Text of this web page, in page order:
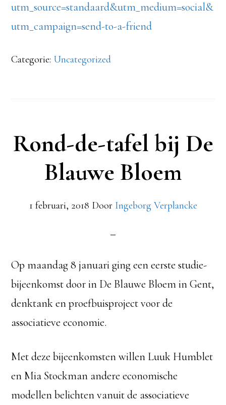
utm_source=standaard&utm_medium=social&
utm_campaign=send-to-a-friend
Categorie: Uncategorized
Rond-de-tafel bij De
Blauwe Bloem
1 februari, 2018 Door Ingeborg Verplancke
Op maandag 8 januari ging een eerste studie-
bijeenkomst door in De Blauwe Bloem in Gent,
denktank en proefbuisproject voor de
associatieve economie.
Met deze bijeenkomsten willen Luuk Humblet
en Mia Stockman andere economische
modellen belichten vanuit de associatieve